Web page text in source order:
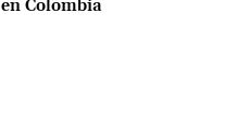
en Colombia